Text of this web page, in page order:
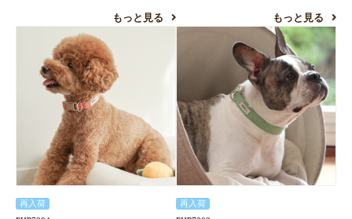
もっと見る もっと見る
再入荷 再入荷
お買い物を続ける